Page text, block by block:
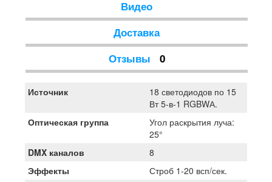
происходит по протоколу dmx и управляется 8
каналами . Прожектор Free Color P1815 RGBWA
востребован в театрах, концертных площадках для
интерьерной подсветки, а также в студиях во время
фото или видео съемки.
Видео
Доставка
Отзывы
0
Источник
18 светодиодов по 15
Вт 5-в-1 RGBWА.
Оптическая группа
Угол раскрытия луча:
25°
DMX каналов
8
Эффекты
Строб 1-20 всп/сек.